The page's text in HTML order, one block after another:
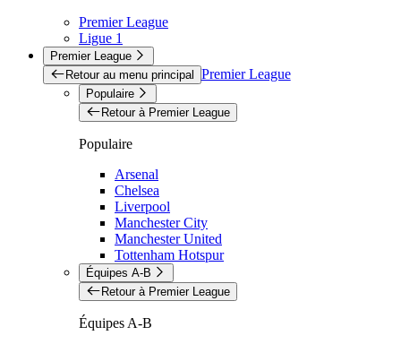
Premier League
Ligue 1
Premier League
Retour au menu principal Premier League
Populaire
Retour à Premier League
Populaire
Arsenal
Chelsea
Liverpool
Manchester City
Manchester United
Tottenham Hotspur
Équipes A-B
Retour à Premier League
Équipes A-B